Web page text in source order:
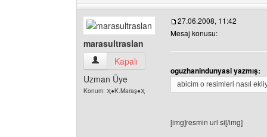
marasultraslan
marasultraslan Kullanıcının profilini görüntüle
Kapalı
Uzman Üye
Konum: Ҳ●K.Maraş●Ҳ
27.06.2008, 11:42
Mesaj konusu:
oguzhanindunyasi yazmış:
abicim o resimleri nasıl
[img]resmin url si[/img]